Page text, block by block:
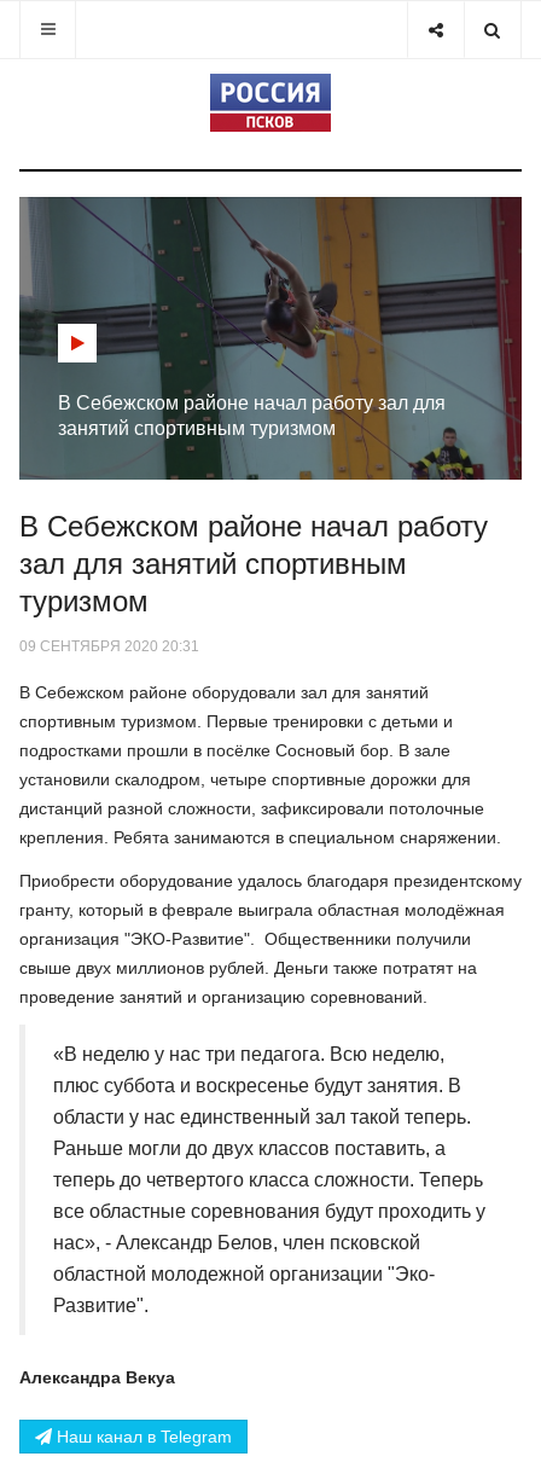
В Себежском районе начал работу зал для
занятий спортивным туризмом
В Себежском районе начал работу
зал для занятий спортивным
туризмом
09 СЕНТЯБРЯ 2020 20:31
В Себежском районе оборудовали зал для занятий
спортивным туризмом. Первые тренировки с детьми и
подростками прошли в посёлке Сосновый бор. В зале
установили скалодром, четыре спортивные дорожки для
дистанций разной сложности, зафиксировали потолочные
крепления. Ребята занимаются в специальном снаряжении.
Приобрести оборудование удалось благодаря президентскому
гранту, который в феврале выиграла областная молодёжная
организация "ЭКО-Развитие". Общественники получили
свыше двух миллионов рублей. Деньги также потратят на
проведение занятий и организацию соревнований.
«В неделю у нас три педагога. Всю неделю,
плюс суббота и воскресенье будут занятия. В
области у нас единственный зал такой теперь.
Раньше могли до двух классов поставить, а
теперь до четвертого класса сложности. Теперь
все областные соревнования будут проходить у
нас», - Александр Белов, член псковской
областной молодежной организации "Эко-
Развитие".
Александра Векуа
Наш канал в Telegram